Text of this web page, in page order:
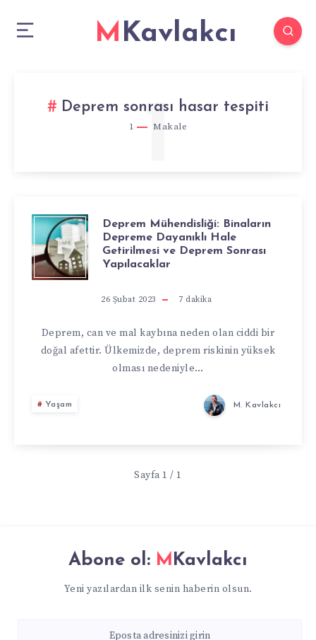
MKavlakcı
Deprem sonrası hasar tespiti
1 Makale
1
DEPREM
MÜHENDISLIĞI:
BINALARIN
DEPREME
DAYANIKLI
HALE
YAPILACAKLAR
Deprem Mühendisliği: Binaların
Depreme Dayanıklı Hale
Getirilmesi ve Deprem Sonrası
Yapılacaklar
26 Şubat 2023 7 dakika
Deprem, can ve mal kaybına neden olan ciddi bir
doğal afettir. Ülkemizde, deprem riskinin yüksek
olması nedeniyle…
Yaşam M. Kavlakcı
Sayfa 1 / 1
Abone ol: MKavlakcı
Yeni yazılardan ilk senin haberin olsun.